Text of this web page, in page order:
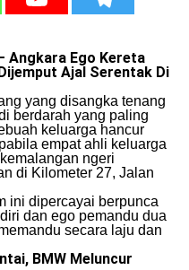
Angkara Ego Kereta
Ajal Serentak Di
yang disangka tenang
berdarah yang paling
keluarga hancur
empat ahli keluarga
ngeri
di Kilometer 27, Jalan
ini dipercayai berpunca
dan ego pemandu dua
secara laju dan
BMW Meluncur